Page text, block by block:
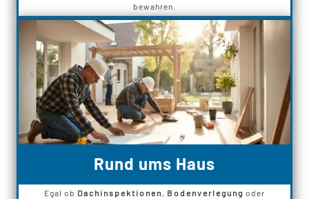
bewahren.
Rund ums Haus
Egal ob Dachinspektionen Bodenverlegung oder